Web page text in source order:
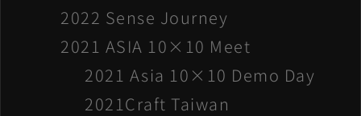
2022 Sense Journey
2021 ASIA 10×10 Meet
2021 Asia 10×10 Demo Day
2021Craft Taiwan